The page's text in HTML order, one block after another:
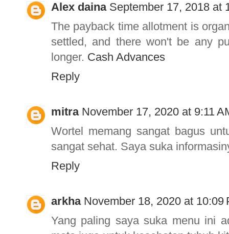
Alex daina September 17, 2018 at
The payback time allotment is
settled, and there won't be any
longer. Cash Advances
Reply
mitra November 17, 2020 at 9:11
Wortel memang sangat bagus
sangat sehat. Saya suka
Reply
arkha November 18, 2020 at 10:09
Yang paling saya suka menu ini